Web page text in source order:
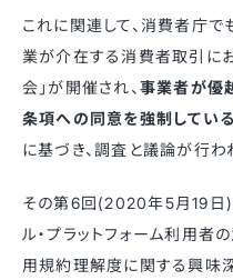
これに関連して、消費者庁で
業が介在する消費者取引に
会」が開催され、 事業者が優
条項への同意を強制してい
に基づき、調査と議論が行わ
その第6回(2020年5月19日)
ル・プラットフォーム利用者
用規約理解度に関する興味